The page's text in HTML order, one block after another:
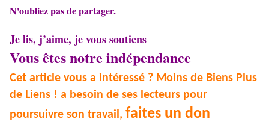
N'oubliez pas de partager.
Je lis, j’aime, je vous soutiens
Vous êtes notre indépendance
Cet article vous a intéressé ? Moins de Biens Plus
de Liens ! a besoin de ses lecteurs pour
poursuivre son travail, faites un don